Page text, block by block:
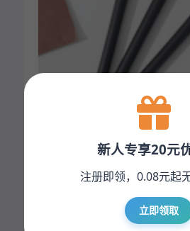
立即下单
新人专享20元
注册即领，0.08元起
立即领取